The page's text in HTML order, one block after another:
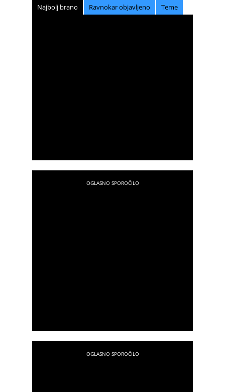
Najbolj brano Ravnokar objavljeno Teme